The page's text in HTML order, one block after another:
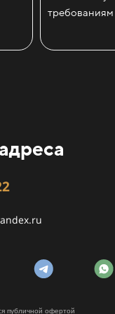
публичной офертой